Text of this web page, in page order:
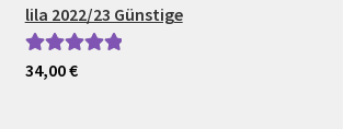
lila 2022/23 Günstige
Bewertet mit
34,00€